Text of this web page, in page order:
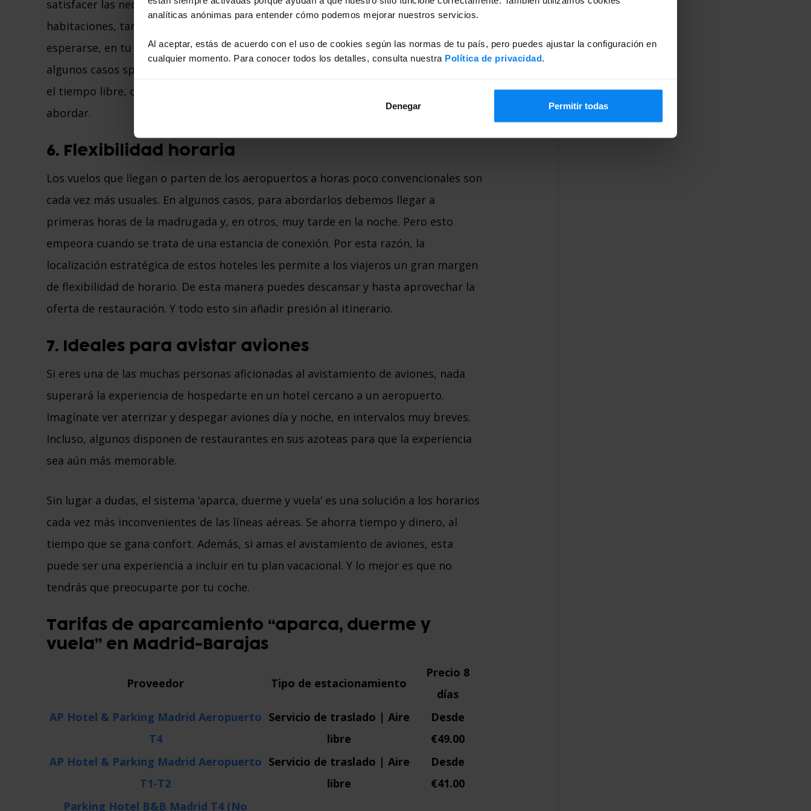
analíticas anónimas para entender cómo podemos mejorar nuestros servicios.
Al aceptar, estás de acuerdo con el uso de cookies según las normas de tu país, pero puedes ajustar la configuración en
cualquier momento. Para conocer todos los detalles, consulta nuestra Política de privacidad.
Denegar Permitir todas
satisfacer las necesidades de sus usuarios. Así que, además de cómodas
habitaciones, también ofrecen aparcamientos muy seguros. Y, como es de
esperarse, en tu estadía puedes disfrutar de bares, restaurantes, gimnasios (en
algunos casos spas) y centros de negocios. De tal manera que puedes aprovechar
el tiempo libre, o simplemente trabajar online mientras llega el momento de
abordar.
6. Flexibilidad horaria
Los vuelos que llegan o parten de los aeropuertos a horas poco convencionales son
cada vez más usuales. En algunos casos, para abordarlos debemos llegar a
primeras horas de la madrugada y, en otros, muy tarde en la noche. Pero esto
empeora cuando se trata de una estancia de conexión. Por esta razón, la
localización estratégica de estos hoteles les permite a los viajeros un gran margen
de flexibilidad de horario. De esta manera puedes descansar y hasta aprovechar la
oferta de restauración. Y todo esto sin añadir presión al itinerario.
7. Ideales para avistar aviones
Si eres una de las muchas personas aficionadas al avistamiento de aviones, nada
superará la experiencia de hospedarte en un hotel cercano a un aeropuerto.
Imagínate ver aterrizar y despegar aviones día y noche, en intervalos muy breves.
Incluso, algunos disponen de restaurantes en sus azoteas para que la experiencia
sea aún más memorable.
Sin lugar a dudas, el sistema ‘aparca, duerme y vuela’ es una solución a los horarios
cada vez más inconvenientes de las líneas aéreas. Se ahorra tiempo y dinero, al
tiempo que se gana confort. Además, si amas el avistamiento de aviones, esta
puede ser una experiencia a incluir en tu plan vacacional. Y lo mejor es que no
tendrás que preocuparte por tu coche.
Tarifas de aparcamiento “aparca, duerme y
vuela” en Madrid-Barajas
Proveedor Tipo de estacionamiento
Precio 8
días
AP Hotel & Parking Madrid Aeropuerto
T4
Servicio de traslado | Aire
libre
Desde
€49.00
AP Hotel & Parking Madrid Aeropuerto
T1-T2
Servicio de traslado | Aire
libre
Desde
€41.00
Parking Hotel B&B Madrid T4 (No